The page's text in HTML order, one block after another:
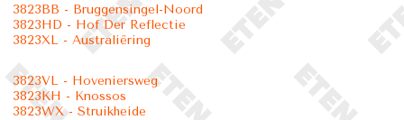
3823BB - Bruggensingel-Noord
3823HD - Hof Der Reflectie
3823XL - Australiëring
3823VL - Hoveniersweg
3823KH - Knossos
3823WX - Struikheide